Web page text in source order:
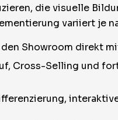
die visuelle
variiert je
Showroom direkt
Cross-Selling und